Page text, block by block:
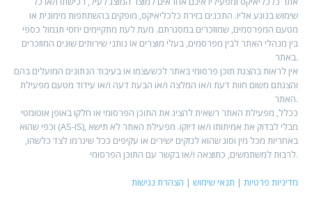
שימוש בנוגע אליו. התכנים בזירת כלכליאיקס, מופקים בהשתתפות מימונית או
מטעם המפרסמים, שמוזכרים במסגרתם. מעת לעת מתקיימים יחסי תגמול כספי
בין מנהלי האתר לבין מפרסמים, בעלי מוצרים או נותני שירותים שונים המוזכרים
באתר.
אין לראות בהצגת תוכן פרסומי באתר לכשעצמו או בעיבוד הנתונים המועלים בהם
והצגתם משום חוות דעת ו/או המלצה ו/או הבעת דעה ו/או עידוד מטעם מפעילת
האתר.
ככלל, מפעילת האתר רשאית להציג את התוכן הפרסומי או חלקו באופן אוטומטי
וכפי שהוא (AS-IS), מבלי לבדוק את אמיתותו ו/או דיוקו. מפעילת האתר לא תישא
באחריות מכל מין וסוג שהוא לנזקים ישירים או עקיפים ככל שיגרמו לצד כלשהו,
לרבות למשתמשים, כתוצאה ו/או בקשר עם התוכן הפרסומי.
מדיניות פרטיות | תנאי שימוש | הצהרת נגישות